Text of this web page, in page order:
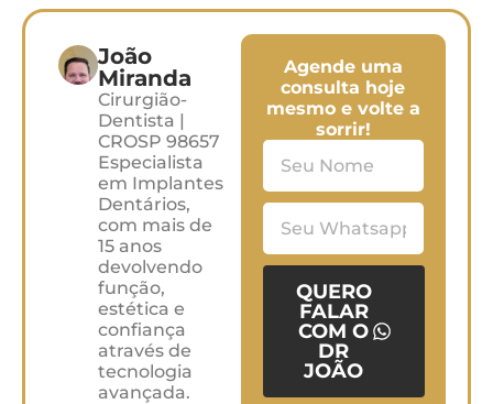
João
Miranda
Cirurgião-
Dentista |
CROSP 98657
Especialista
em Implantes
Dentários,
com mais de
15 anos
devolvendo
função,
estética e
confiança
através de
tecnologia
avançada.
Agende uma
consulta hoje
mesmo e volte a
sorrir!
QUERO
FALAR
COM O
DR
JOÃO